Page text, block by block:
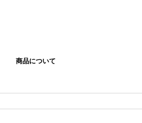
商品について